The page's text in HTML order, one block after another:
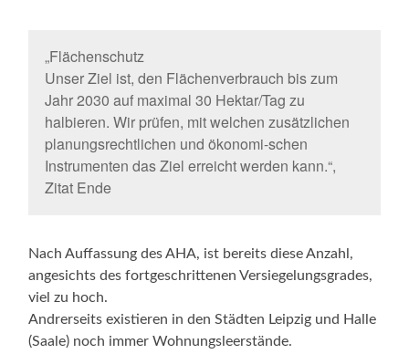
„Flächenschutz
Unser Ziel ist, den Flächenverbrauch bis zum
Jahr 2030 auf maximal 30 Hektar/Tag zu
halbieren. Wir prüfen, mit welchen zusätzlichen
planungsrechtlichen und ökonomi-schen
Instrumenten das Ziel erreicht werden kann.“,
Zitat Ende
Nach Auffassung des AHA, ist bereits diese Anzahl,
angesichts des fortgeschrittenen Versiegelungsgrades,
viel zu hoch.
Andrerseits existieren in den Städten Leipzig und Halle
(Saale) noch immer Wohnungsleerstände.